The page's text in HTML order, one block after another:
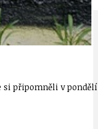
si připomněli v